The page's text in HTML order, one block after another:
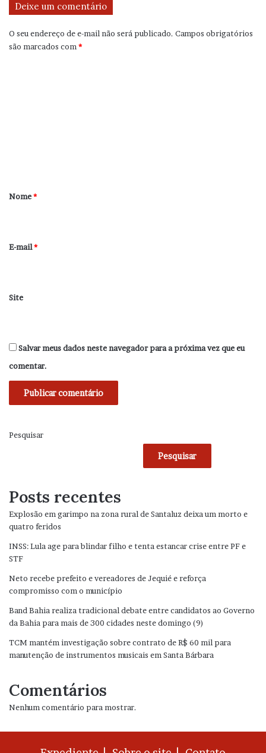
Deixe um comentário
O seu endereço de e-mail não será publicado. Campos obrigatórios
são marcados com *
r
*
Nome*
E-mail*
Site
Salvar meus dados neste navegador para a próxima vez que eu
comentar.
Pesquisar
Pesquisar
Posts recentes
Explosão em garimpo na zona rural de Santaluz deixa um morto e
quatro feridos
INSS: Lula age para blindar filho e tenta estancar crise entre PF e
STF
Neto recebe prefeito e vereadores de Jequié e reforça
compromisso com o município
Band Bahia realiza tradicional debate entre candidatos ao Governo
da Bahia para mais de 300 cidades neste domingo (9)
TCM mantém investigação sobre contrato de R$ 60 mil para
manutenção de instrumentos musicais em Santa Bárbara
Comentários
Nenhum comentário para mostrar.